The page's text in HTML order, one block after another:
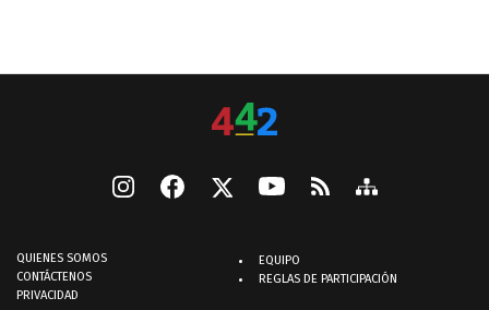
QUIENES SOMOS
CONTÁCTENOS
PRIVACIDAD
EQUIPO
REGLAS DE PARTICIPACIÓN